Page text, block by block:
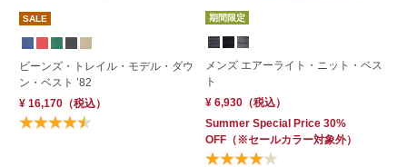
SALE
ビーンズ・トレイル・モデル・ダウ
ン・ベスト ’82
¥ 16,170（税込）
期間限定
メンズ エアーライト・ニット・ベス
ト
¥ 6,930 （税込）
Summer Special Price 30%
OFF （※セールカラー対象外）